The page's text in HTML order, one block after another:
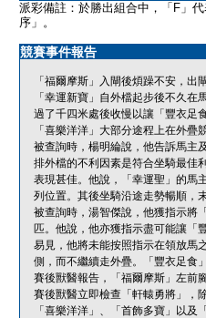
派彩備註：於勝出組合中，「F」
序」。
競賽事件報告
「福爾摩斯」入閘後煩躁不安，出
「幸運新寶」自外檔起步後不久在
過了千四米處後收慢以讓「豐衣足
「喜樂洋洋」大部分途程上在外疊
被查詢時，楊明綸說，他告訴馬主
排外檔的不利因素是符合坐騎最佳
表現甚佳。他說，「幸運聖」的馬
列位置。其後坐騎沿途走勢暢順，
被查詢時，湯智傑說，他獲指示將
匹。他說，他亦獲指示盡可能讓「
易見，他將未能按照指示在領放馬
側，而不繼續走外疊。「豐衣足食
賽後獸醫報告，「福爾摩斯」左前
賽後獸醫立即檢查「軒轅勇將」，
「喜樂洋洋」、「首飾多寶」以及